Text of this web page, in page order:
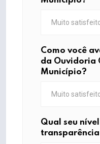
Como você
da Ouvidoria
Município?
Qual seu